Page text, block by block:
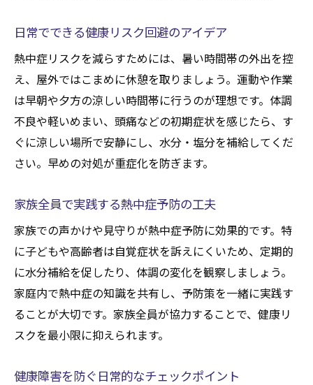
日常でできる健康リスク回避のアイデア
熱中症リスクを減らすためには、暑い時間帯の外出を控
え、屋外ではこまめに休憩を取りましょう。運動や作業
は早朝や夕方の涼しい時間帯に行うのが理想です。体調
不良や軽いめまい、頭痛などの初期症状を感じたら、す
ぐに涼しい場所で安静にし、水分・塩分を補給してくだ
さい。早めの対処が重症化を防ぎます。
家族全員で実践する熱中症予防の工夫
家族での声かけや見守りが熱中症予防に効果的です。特
に子どもや高齢者は自覚症状を訴えにくいため、定期的
に水分補給を促したり、体調の変化を観察しましょう。
家庭内で熱中症の知識を共有し、予防策を一緒に実践す
ることが大切です。家族全員が協力することで、健康リ
スクを最小限に抑えられます。
健康障害を防ぐ日常的なチェックポイント